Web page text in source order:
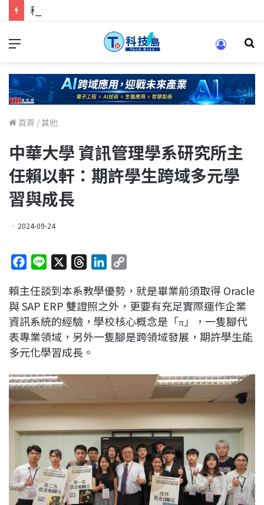
科技人找工作，就到TECH+ 科技專區!
首頁 /其他
中華大學 資訊管理學系研究所主
任賴以軒：期許學生跨域多元學
習與成長
2024-09-24
c
e
b
o
o
n
e
r
e
a
d
s
n
k
e
d
p
y
L
i
賴主任談到本系教學優勢，就是畢業前須取得 Oracle
與 SAP ERP 雙證照之外，更要有充足實際運作企業
資訊系統的經驗，學校核心概念是「π」，一隻腳代
表專業領域，另外一隻腳是跨領域發展，期許學生能
多元化學習成長。